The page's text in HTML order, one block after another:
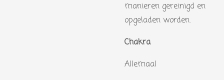
manieren gereinigd en
opgeladen worden.
Chakra
Allemaal